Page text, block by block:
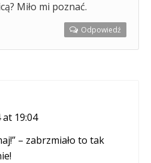
Miło mi poznać.
Odpowiedź
19:04
– zabrzmiało to tak